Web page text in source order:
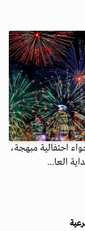
العام الميلادي الجديد 2025 بأجواء احتفالية مبهجة،
العا...